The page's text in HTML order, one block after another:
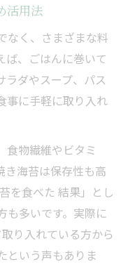
活用法
なく、さまざまな料
ば、ごはんに巻いて
ラダやスープ、パス
事に手軽に取り入れ
食物繊維やビタミ
き海苔は保存性も高
を食べた 結果」とし
も多いです。実際に
り入れている方から
という声もありま